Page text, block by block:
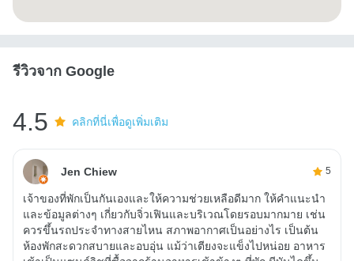
รีวิวจาก Google
4.5 คลิกที่นี่เพื่อดูเพิ่มเติม
Jen Chiew 5
เจ้าของที่พักเป็นกันเองและให้ความช่วยเหลือดีมาก ให้คำแนะนำ
และข้อมูลต่างๆ เกี่ยวกับจิ่วเฟินและบริเวณโดยรอบมากมาย เช่น
ควรขึ้นรถประจำทางสายไหน สภาพอากาศเป็นอย่างไร เป็นต้น
ห้องพักสะดวกสบายและอบอุ่น แม้ว่าเตียงจะแข็งไปหน่อย อาหาร